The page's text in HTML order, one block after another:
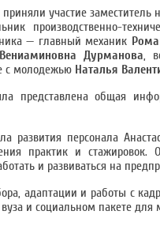
участие
производственно-
— главный механик
Дурманова,
с молодежью Наталья
представлена общая
развития персонала
практик и
и развиваться на
адаптации и работы с
и социальном пакете для